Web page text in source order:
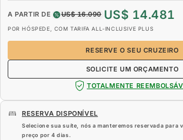
A PARTIR DE US$ 16.090 US$ 14.481
POR HÓSPEDE, COM TARIFA ALL-INCLUSIVE PLUS
RESERVE O SEU CRUZEIRO
SOLICITE UM ORÇAMENTO
TOTALMENTE
RESERVA DISPONÍVEL
Selecione sua suíte, nós a manteremos reservada para
preço por 4 dias.